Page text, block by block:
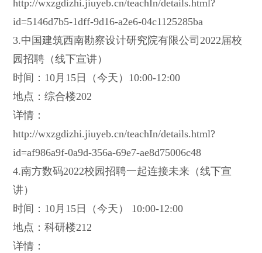
http://wxzgdizhi.jiuyeb.cn/teachIn/details.html?
id=5146d7b5-1dff-9d16-a2e6-04c1125285ba
3.中国建筑西南勘察设计研究院有限公司2022届校
园招聘（线下宣讲）
时间：10月15日（今天）10:00-12:00
地点：综合楼202
详情：
http://wxzgdizhi.jiuyeb.cn/teachIn/details.html?
id=af986a9f-0a9d-356a-69e7-ae8d75006c48
4.南方数码2022校园招聘一起连接未来（线下宣
讲）
时间：10月15日（今天） 10:00-12:00
地点：科研楼212
详情：